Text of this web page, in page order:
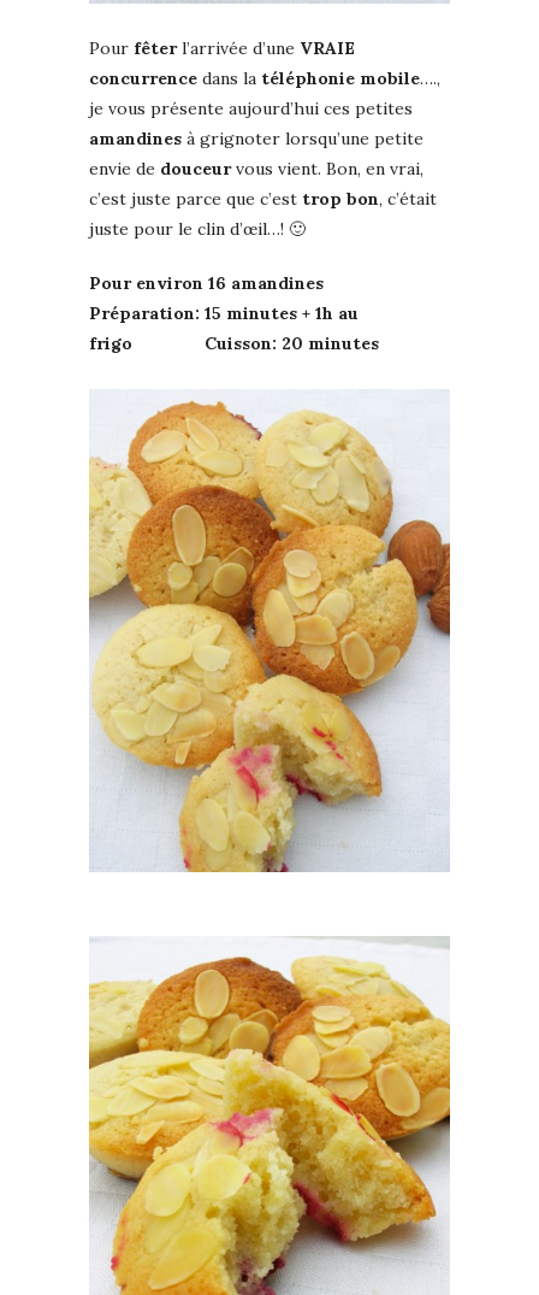
Pour fêterl’arrivée d’une VRAIE
concurrence dans la téléphonie mobile….,
je vous présente aujourd’hui ces petites
amandines à grignoter lorsqu’une petite
envie de douceurvous vient. Bon, en vrai,
c’est juste parce que c’est trop bon, c’était
juste pour le clin d’œil…! 🙂
Pour environ 16 amandines
Préparation: 15 minutes + 1h au
frigo Cuisson: 20 minutes